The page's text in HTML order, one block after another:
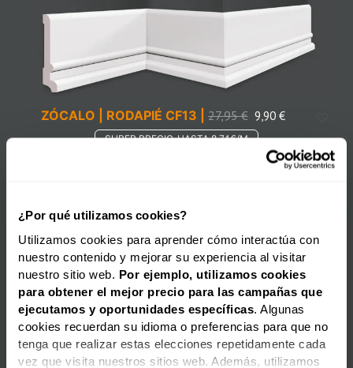
¿Por qué utilizamos cookies?
Utilizamos cookies para aprender cómo interactúa con
nuestro contenido y mejorar su experiencia al visitar
nuestro sitio web. Por ejemplo, utilizamos cookies
para obtener el mejor precio para las campañas que
ejecutamos y oportunidades específicas . Algunas
cookies recuerdan su idioma o preferencias para que no
tenga que realizar estas elecciones repetidamente cada
vez que visita nuestros sitios web. Además, utilizamos
ZÓCALO | RODAPIÉ CF13 | 27,95€ 9,90 €
SUPER PRECIO, HASTA 8,74€/M